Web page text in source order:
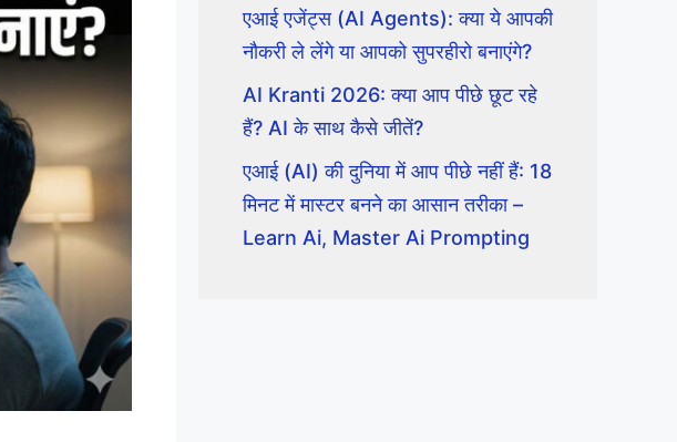
एआई एजेंट्स (AI Agents): क्या ये आपकी
नौकरी ले लेंगे या आपको सुपरहीरो बनाएंगे?
AI Kranti 2026: क्या आप पीछे छूट रहे
हैं? AI के साथ कैसे जीतें?
एआई (AI) की दुनिया में आप पीछे नहीं हैं: 18
मिनट में मास्टर बनने का आसान तरीका –
Learn Ai, Master Ai Prompting